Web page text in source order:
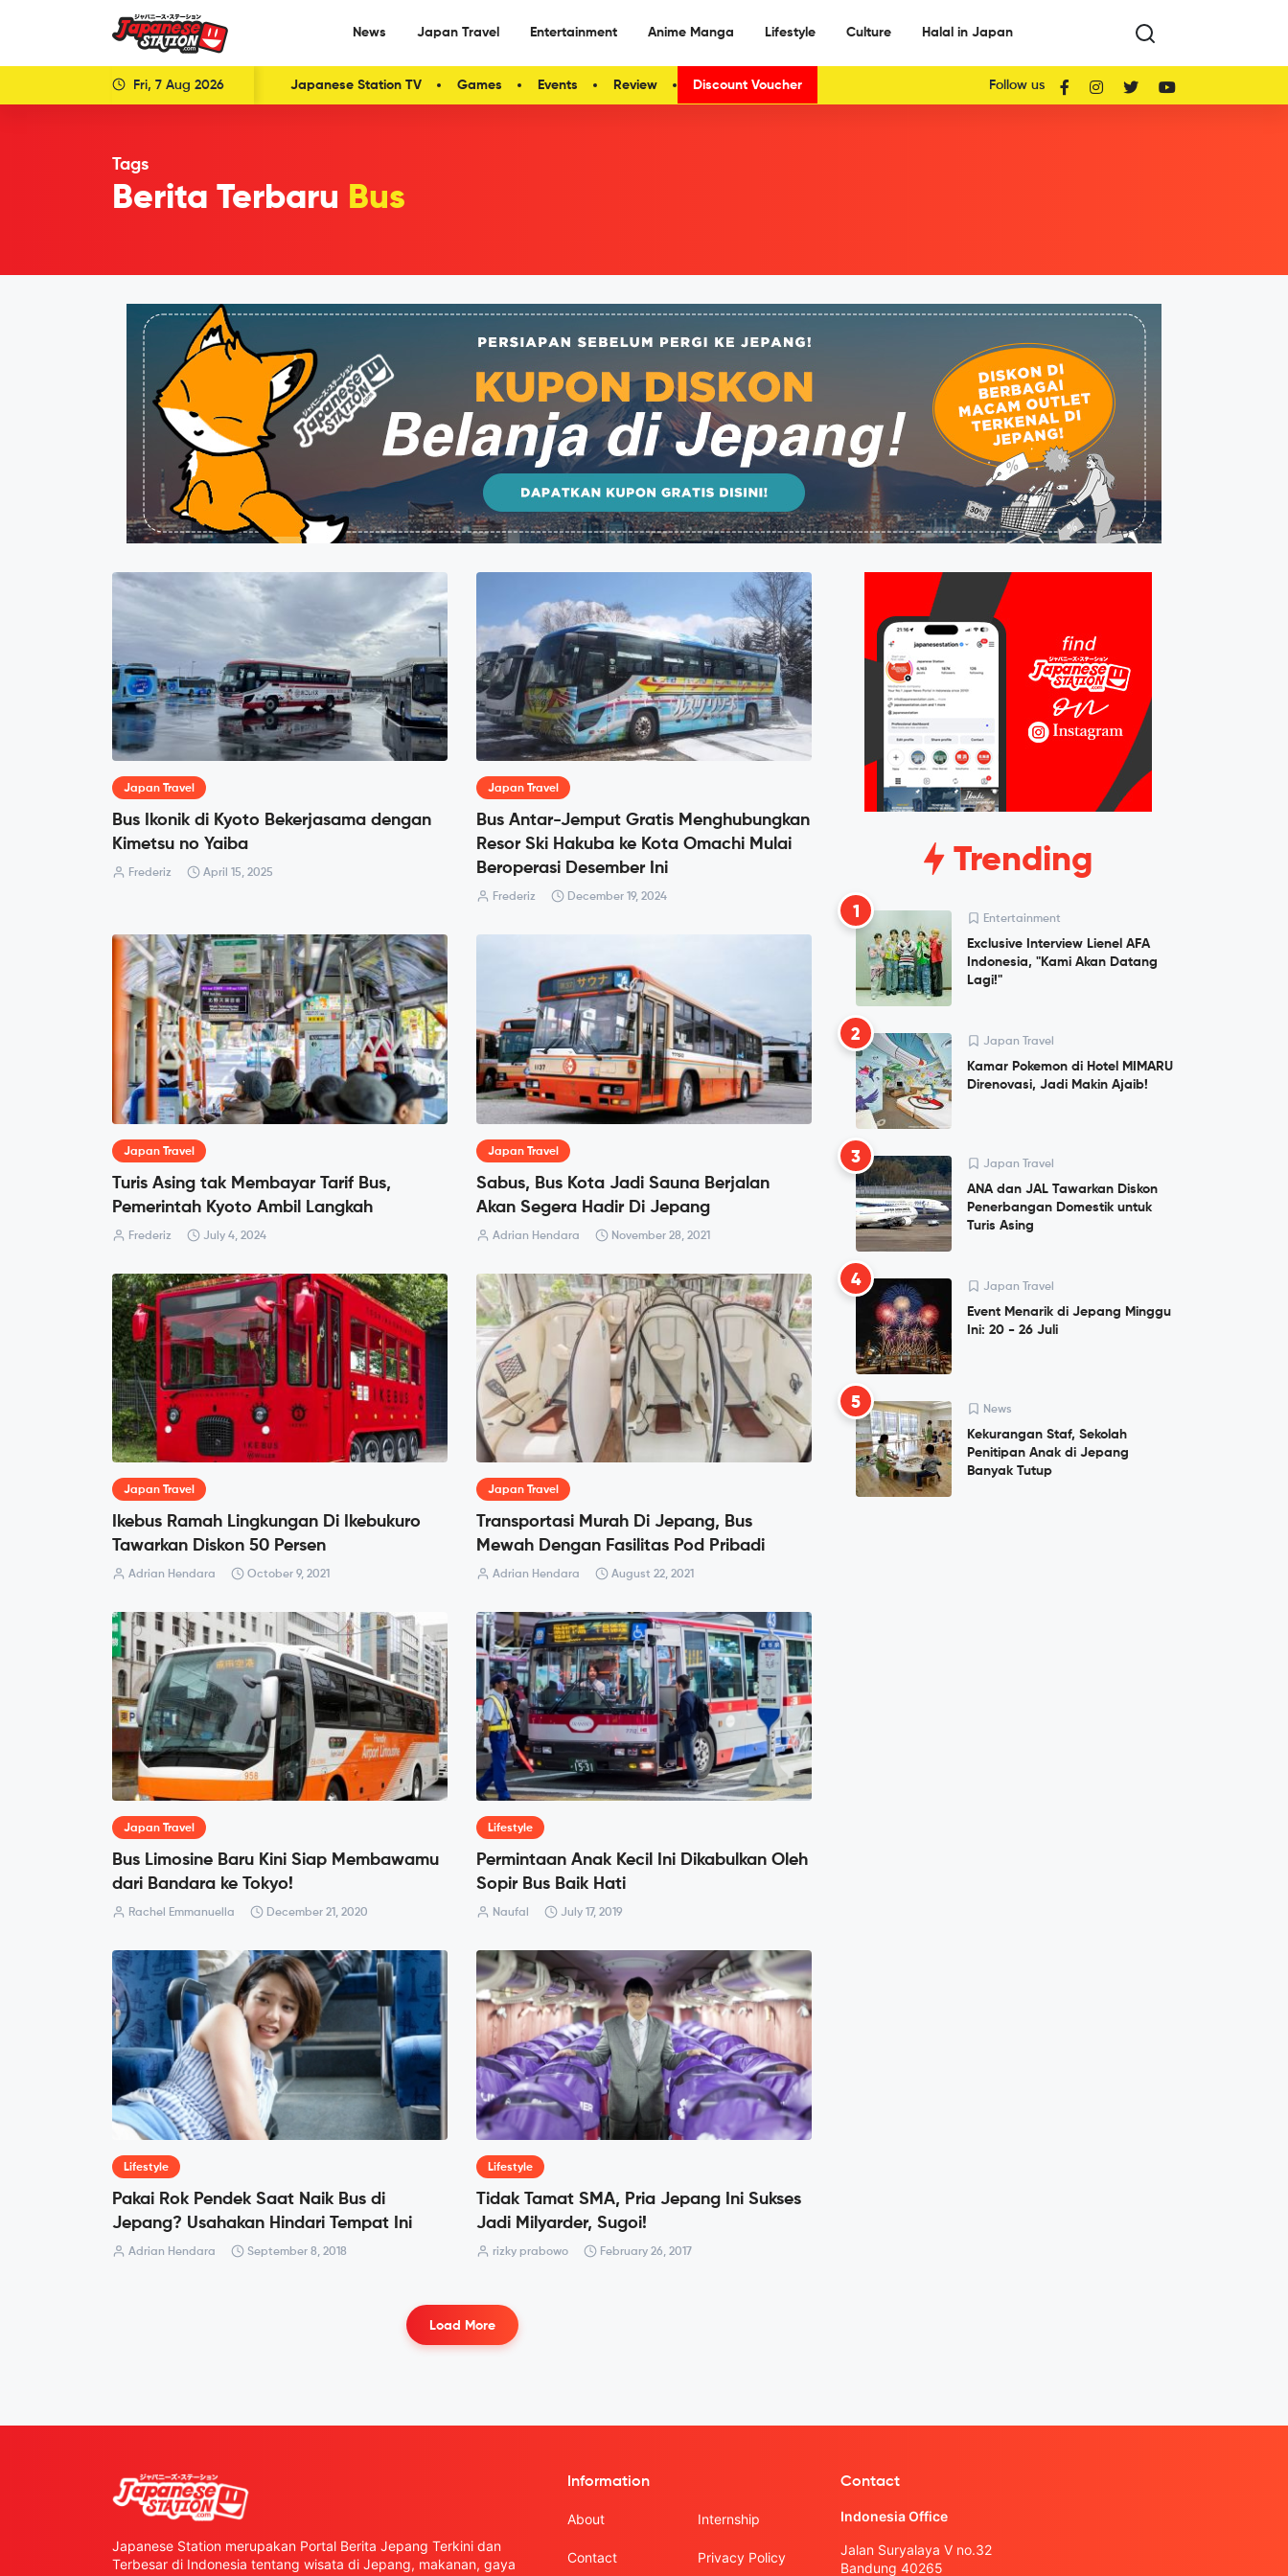
News Japan Travel Entertainment Anime Manga Lifestyle Culture Halal in Japan
Fri, 7 Aug 2026 Japanese Station TV Games Events Review Discount Voucher Follow us
Tags
Berita Terbaru Bus
Japan Travel
Bus Ikonik di Kyoto Bekerjasama dengan
Kimetsu no Yaiba
Frederiz April 15, 2025
Japan Travel
Bus Antar-Jemput Gratis Menghubungkan
Resor Ski Hakuba ke Kota Omachi Mulai
Beroperasi Desember Ini
Frederiz December 19, 2024
Japan Travel
Turis Asing tak Membayar Tarif Bus,
Pemerintah Kyoto Ambil Langkah
Frederiz July 4, 2024
Japan Travel
Sabus, Bus Kota Jadi Sauna Berjalan
Akan Segera Hadir Di Jepang
Adrian Hendara November 28, 2021
Japan Travel
Ikebus Ramah Lingkungan Di Ikebukuro
Tawarkan Diskon 50 Persen
Adrian Hendara October 9, 2021
Japan Travel
Transportasi Murah Di Jepang, Bus
Mewah Dengan Fasilitas Pod Pribadi
Adrian Hendara August 22, 2021
Japan Travel
Bus Limosine Baru Kini Siap Membawamu
dari Bandara ke Tokyo!
Rachel Emmanuella December 21, 2020
Lifestyle
Permintaan Anak Kecil Ini Dikabulkan Oleh
Sopir Bus Baik Hati
Naufal July 17, 2019
Lifestyle
Pakai Rok Pendek Saat Naik Bus di
Jepang? Usahakan Hindari Tempat Ini
Adrian Hendara September 8, 2018
Lifestyle
Tidak Tamat SMA, Pria Jepang Ini Sukses
Jadi Milyarder, Sugoi!
rizky prabowo February 26, 2017
Load More
Trending
1 Entertainment
Exclusive Interview Lienel AFA
Indonesia, "Kami Akan Datang
Lagi!"
2 Japan Travel
Kamar Pokemon di Hotel MIMARU
Direnovasi, Jadi Makin Ajaib!
3 Japan Travel
ANA dan JAL Tawarkan Diskon
Penerbangan Domestik untuk
Turis Asing
4 Japan Travel
Event Menarik di Jepang Minggu
Ini: 20 - 26 Juli
5 News
Kekurangan Staf, Sekolah
Penitipan Anak di Jepang
Banyak Tutup
Japanese Station merupakan Portal Berita Jepang Terkini dan
Terbesar di Indonesia tentang wisata di Jepang, makanan, gaya
Information
About
Contact
Internship
Privacy Policy
Contact
Indonesia Office
Jalan Suryalaya V no.32
Bandung 40265